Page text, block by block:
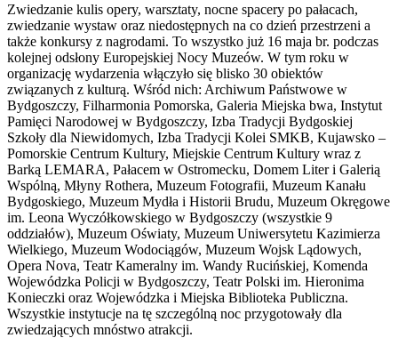
Zwiedzanie kulis opery, warsztaty, nocne spacery po pałacach,
zwiedzanie wystaw oraz niedostępnych na co dzień przestrzeni a
także konkursy z nagrodami. To wszystko już 16 maja br. podczas
kolejnej odsłony Europejskiej Nocy Muzeów. W tym roku w
organizację wydarzenia włączyło się blisko 30 obiektów
związanych z kulturą. Wśród nich: Archiwum Państwowe w
Bydgoszczy, Filharmonia Pomorska, Galeria Miejska bwa, Instytut
Pamięci Narodowej w Bydgoszczy, Izba Tradycji Bydgoskiej
Szkoły dla Niewidomych, Izba Tradycji Kolei SMKB, Kujawsko –
Pomorskie Centrum Kultury, Miejskie Centrum Kultury wraz z
Barką LEMARA, Pałacem w Ostromecku, Domem Liter i Galerią
Wspólną, Młyny Rothera, Muzeum Fotografii, Muzeum Kanału
Bydgoskiego, Muzeum Mydła i Historii Brudu, Muzeum Okręgowe
im. Leona Wyczółkowskiego w Bydgoszczy (wszystkie 9
oddziałów), Muzeum Oświaty, Muzeum Uniwersytetu Kazimierza
Wielkiego, Muzeum Wodociągów, Muzeum Wojsk Lądowych,
Opera Nova, Teatr Kameralny im. Wandy Rucińskiej, Komenda
Wojewódzka Policji w Bydgoszczy, Teatr Polski im. Hieronima
Konieczki oraz Wojewódzka i Miejska Biblioteka Publiczna.
Wszystkie instytucje na tę szczególną noc przygotowały dla
zwiedzających mnóstwo atrakcji.